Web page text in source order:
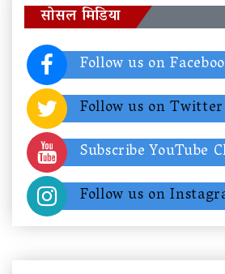
सोसल मिडिया
Follow us on
Follow us on Twitter
Subscribe YouTube
Follow us on